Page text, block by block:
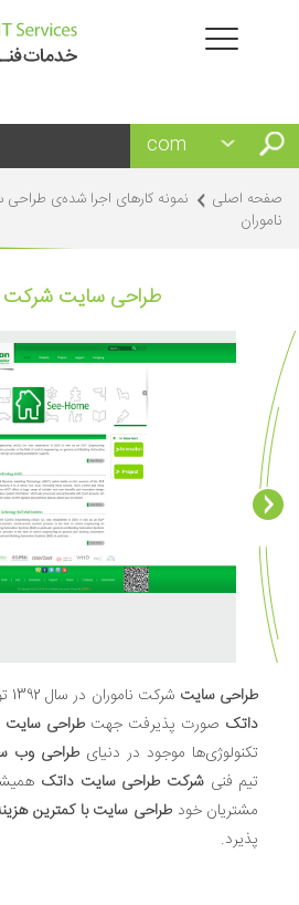
صفحه اصلی نمونه کارهای اجرا شده‌ی
ناموران
طراحی سایت شرکت
طراحی سایت شرکت ناموران در سال 1392 توسط
داتک صورت پذیرفت جهت طراحی سایت
تکنولوژی‌ها موجود در دنیای طراحی وب
تیم فنیشرکت طراحی سایت داتک
مشتریان خودطراحی سایت با کمترین
پذیرد.